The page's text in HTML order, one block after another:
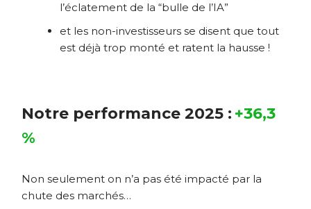
l’éclatement de la “bulle de l’IA”
et les non-investisseurs se disent que tout
est déjà trop monté et ratent la hausse !
Notre performance 2025 : +36,3
%
Non seulement on n’a pas été impacté par la
chute des marchés…